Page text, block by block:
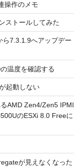
操作のメモ
ストールしてみた
ら7.3.1.9へアップデー
温度を確認する
起動しない
AMD Zen4/Zen5 IPMI
のESXi 8.0 Freeに
が見えなくなった